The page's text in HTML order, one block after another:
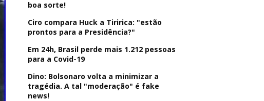
boa sorte!
Ciro compara Huck a Tiririca: "estão
prontos para a Presidência?"
Em 24h, Brasil perde mais 1.212 pessoas
para a Covid-19
Dino: Bolsonaro volta a minimizar a
tragédia. A tal "moderação" é fake
news!